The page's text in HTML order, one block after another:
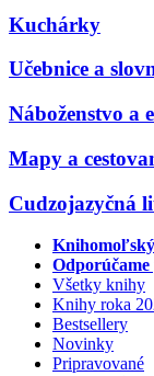
Kuchárky
Učebnice a
Náboženstvo a
Mapy a
Cudzojazyčná
Odporúčame
Všetky knihy
Knihy roka
Bestsellery
Novinky
Pripravované